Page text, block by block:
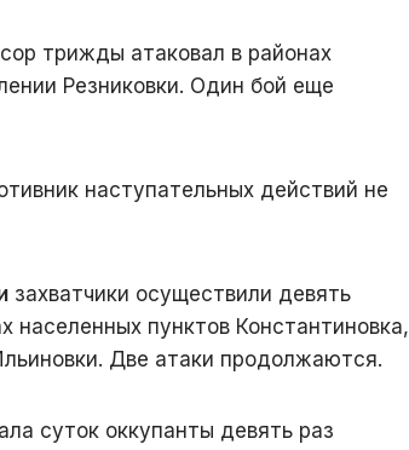
трижды атаковал в районах
Резниковки. Один бой еще
наступательных действий не
захватчики осуществили девять
населенных пунктов Константиновка,
Две атаки продолжаются.
суток оккупанты девять раз